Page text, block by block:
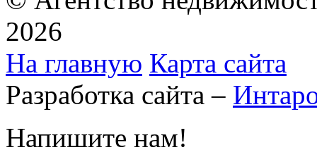
2026
На главную Карта сайта
Разработка сайта –
Напишите нам!